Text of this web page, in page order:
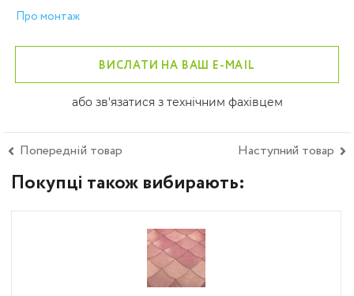
Про монтаж
ВИСЛАТИ НА ВАШ E-MAIL
або зв'язатися з технічним фахівцем
Попередній товар Наступний товар
Покупці також вибирають: